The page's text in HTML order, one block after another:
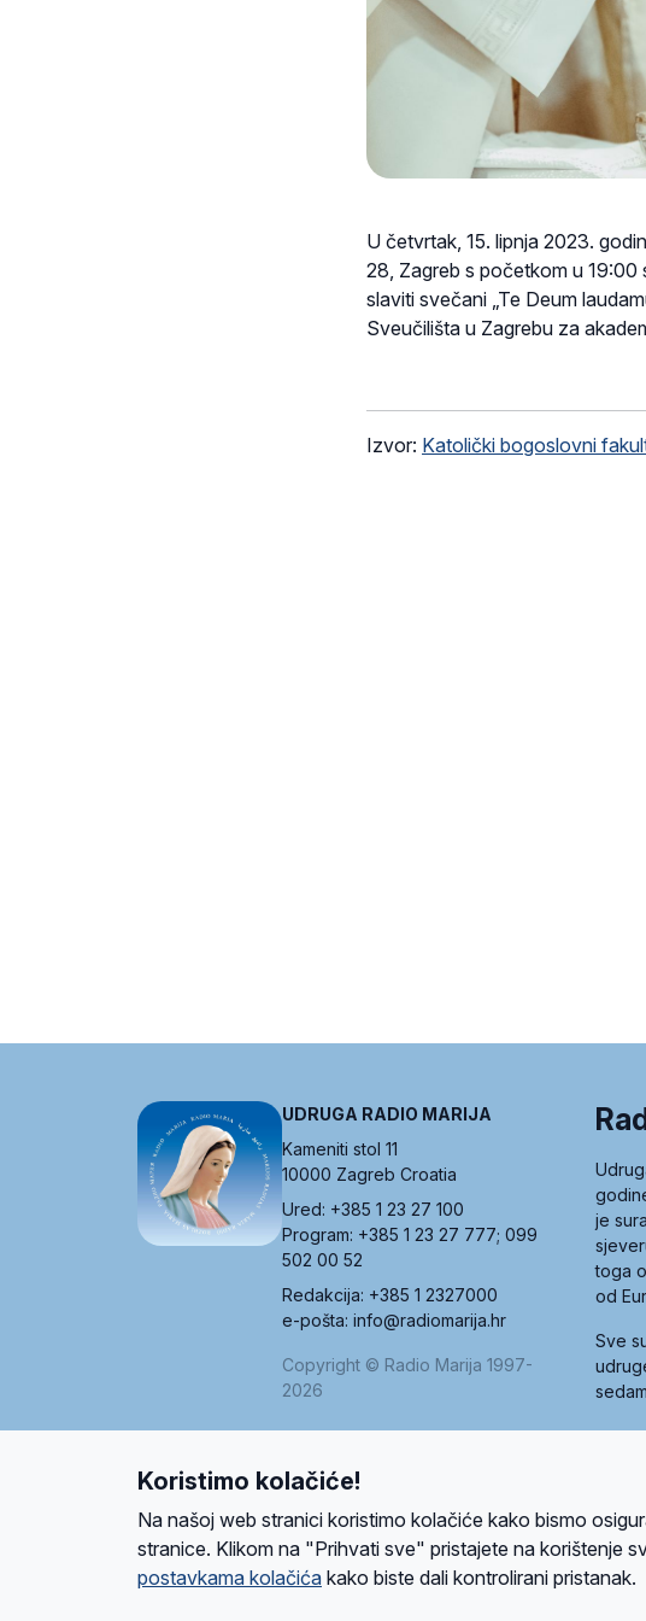
U četvrtak, 15. lipnja 2023.
28, Zagreb s početkom u 19:00
slaviti svečani „Te Deum
Sveučilišta u Zagrebu za
Izvor: Katolički bogoslovni
UDRUGA RADIO MARIJA
Kameniti stol 11
10000 Zagreb Croatia
Ured: +385 1 23 27 100
Program: +385 1 23 27 777; 099
502 00 52
Redakcija: +385 1 2327000
e-pošta: info@radiomarija.hr
Copyright © Radio Marija 1997-
2026
je
toga
od
Sve
Ova stranica je zaštićena Google reCAPTCHA sustavom
Koristimo kolačiće!
Na našoj web stranici koristimo kolačiće kako bismo
stranice. Klikom na "Prihvati sve" pristajete na korištenje
postavkama kolačića kako biste dali kontrolirani pristanak.